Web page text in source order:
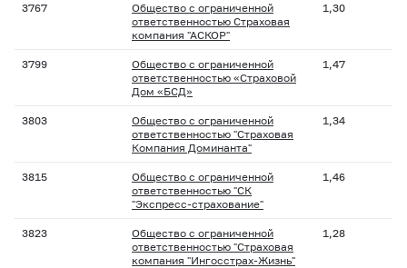
3767
Общество с ограниченной
ответственностью Страховая
компания "АСКОР"
1,30
3799
Общество с ограниченной
ответственностью «Страховой
Дом «БСД»
1,47
3803
Общество с ограниченной
ответственностью "Страховая
Компания Доминанта"
1,34
3815
Общество с ограниченной
ответственностью "СК
"Экспресс-страхование"
1,46
3823
Общество с ограниченной
ответственностью "Страховая
компания "Ингосстрах-Жизнь"
1,28